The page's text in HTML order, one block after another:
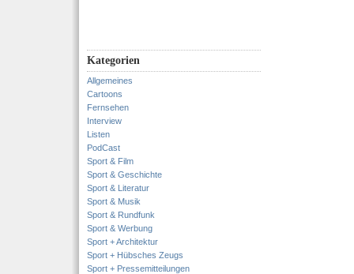
Kategorien
Allgemeines
Cartoons
Fernsehen
Interview
Listen
PodCast
Sport & Film
Sport & Geschichte
Sport & Literatur
Sport & Musik
Sport & Rundfunk
Sport & Werbung
Sport + Architektur
Sport + Hübsches Zeugs
Sport + Pressemitteilungen